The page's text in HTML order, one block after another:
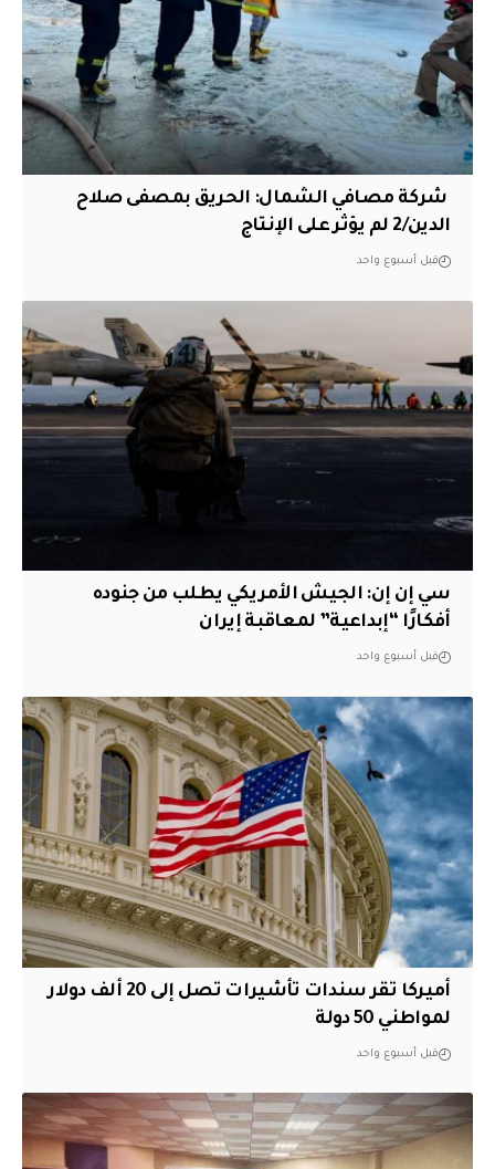
‏ شركة مصافي الشمال: الحريق بمصفى صلاح
الدين/2 لم يؤثر على الإنتاج
قبل أسبوع واحد
سي إن إن: الجيش الأمريكي يطلب من جنوده
أفكارًا “إبداعية” لمعاقبة إيران
قبل أسبوع واحد
أميركا تقر سندات تأشيرات تصل إلى 20 ألف دولار
لمواطني 50 دولة
قبل أسبوع واحد